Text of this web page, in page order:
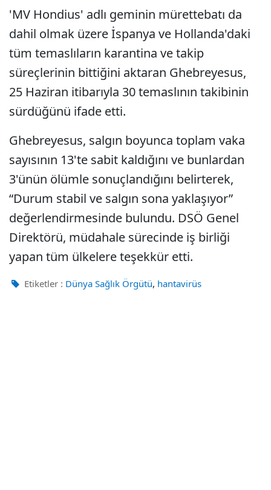
'MV Hondius' adlı geminin mürettebatı da
dahil olmak üzere İspanya ve Hollanda'daki
tüm temaslıların karantina ve takip
süreçlerinin bittiğini aktaran Ghebreyesus,
25 Haziran itibarıyla 30 temaslının takibinin
sürdüğünü ifade etti.
Ghebreyesus, salgın boyunca toplam vaka
sayısının 13'te sabit kaldığını ve bunlardan
3'ünün ölümle sonuçlandığını belirterek,
“Durum stabil ve salgın sona yaklaşıyor”
değerlendirmesinde bulundu. DSÖ Genel
Direktörü, müdahale sürecinde iş birliği
yapan tüm ülkelere teşekkür etti.
Etiketler : Dünya Sağlık Örgütü, hantavirüs